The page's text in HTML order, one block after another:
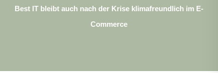
Best IT bleibt auch nach der Krise klimafreundlich im E-
Commerce